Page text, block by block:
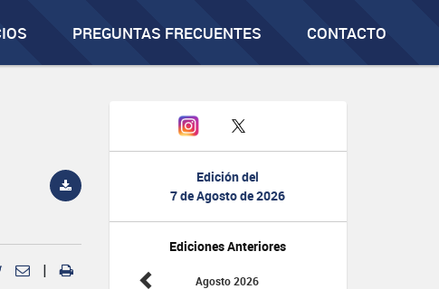
PREGUNTAS FRECUENTES CONTACTO
Edición del
7 de Agosto de 2026
Ediciones Anteriores
Agosto 2026
|